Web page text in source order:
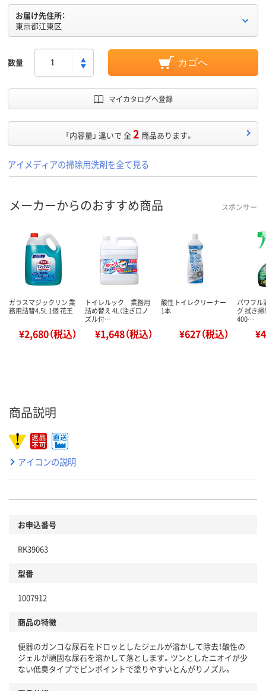
お届け先住所：
東京都江東区
数量 カゴへ
マイカタログへ登録
「内容量」 違いで 全2 商品あります。
アイメディアの掃除用洗剤を全て見る
メーカーからのおすすめ商品 スポンサー
ガラスマジックリン 業
務用詰替4.5L 1個 花王
¥2,680（税込）
トイレルック 業務用
詰め替え 4L（注ぎ口ノ
ズル付…
¥1,648（税込）
酸性トイレクリーナー
1本
¥627（税込）
パワフル
グ 拭き
400…
商品説明
アイコンの説明
お申込番号
RK39063
型番
1007912
商品の特徴
便器のガンコな尿石をドロッとしたジェルが溶かして除去！酸性の
ジェルが頑固な尿石を溶かして落とします。ツンとしたニオイが少
ない低臭タイプでピンポイントで塗りやすいとんがりノズル。